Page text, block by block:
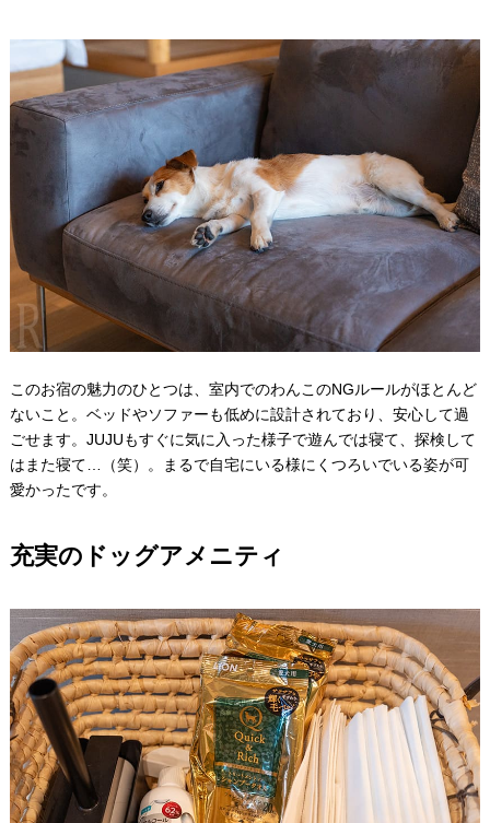
このお宿の魅力のひとつは、室内でのわんこのNGルールがほとんど
ないこと。ベッドやソファーも低めに設計されており、安心して過
ごせます。JUJUもすぐに気に入った様子で遊んでは寝て、探検して
はまた寝て…（笑）。まるで自宅にいる様にくつろいでいる姿が可
愛かったです。
充実のドッグアメニティ